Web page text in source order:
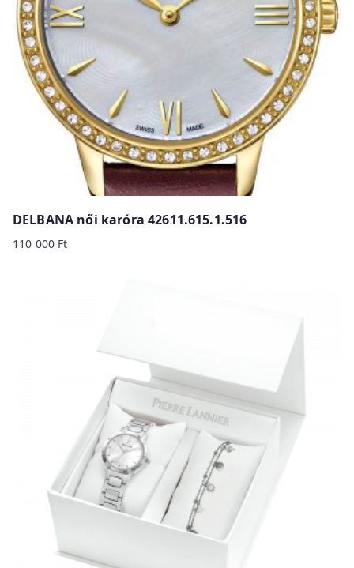
DELBANA női karóra 42611.615.1.516
110 000 Ft